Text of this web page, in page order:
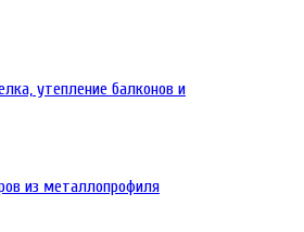
утепление балконов и
из металлопрофиля